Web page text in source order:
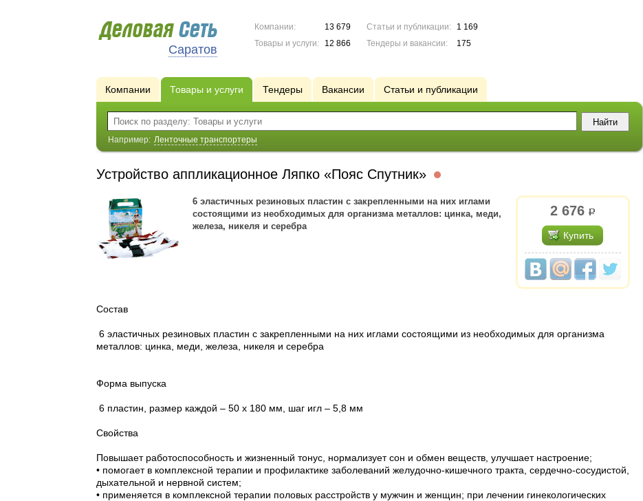
Саратов
Компании:
13 679
Товары и услуги:
12 866
Статьи и публикации:
1 169
Тендеры и вакансии:
175
Компании Товары и услуги Тендеры Вакансии Статьи и публикации
Например: Ленточные транспортеры
Устройство аппликационное Ляпко «Пояс Спутник»
2 676 р.
Купить
6 эластичных резиновых пластин с закрепленными на них иглами
состоящими из необходимых для организма металлов: цинка, меди,
железа, никеля и серебра
Состав
6 эластичных резиновых пластин с закрепленными на них иглами состоящими из необходимых для организма
металлов: цинка, меди, железа, никеля и серебра
Форма выпуска
6 пластин, размер каждой – 50 х 180 мм, шаг игл – 5,8 мм
Свойства
Повышает работоспособность и жизненный тонус, нормализует сон и обмен веществ, улучшает настроение;
• помогает в комплексной терапии и профилактике заболеваний желудочно-кишечного тракта, сердечно-сосудистой,
дыхательной и нервной систем;
• применяется в комплексной терапии половых расстройств у мужчин и женщин; при лечении гинекологических